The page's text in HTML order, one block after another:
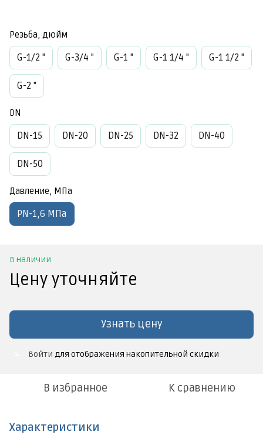
Резьба, дюйм
G-1/2 " G-3/4 " G-1 " G-1 1/4 " G-1 1/2 "
G-2 "
DN
DN-15 DN-20 DN-25 DN-32 DN-40
DN-50
Давление, МПа
PN-1,6 МПа
В наличии
Цену уточняйте
Узнать цену
Войти для отображения накопительной скидки
В избранное К сравнению
Характеристики